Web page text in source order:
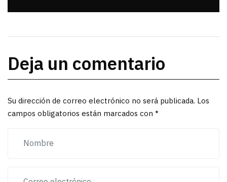
Deja un comentario
Su dirección de correo electrónico no será publicada. Los
campos obligatorios están marcados con *